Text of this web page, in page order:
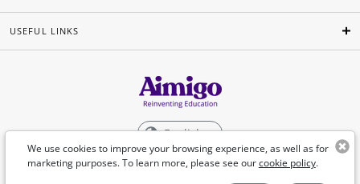
We use cookies to improve your browsing experience, as well as for
marketing purposes. To learn more, please see ourcookie policy.
USEFUL LINKS
English
©Aimigo 2026